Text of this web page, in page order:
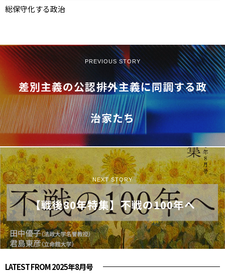
総保守化する政治
PREVIOUS STORY
差別主義の公認――排外主義に同調する政
治家たち
NEXT STORY
【戦後80年特集】不戦の100年へ
LATEST FROM 2025年8月号